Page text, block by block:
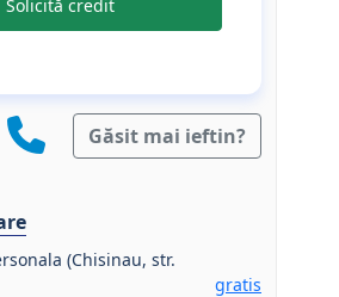
Solicită credit
Găsit mai ieftin?
(Chisinau, str.
gratis